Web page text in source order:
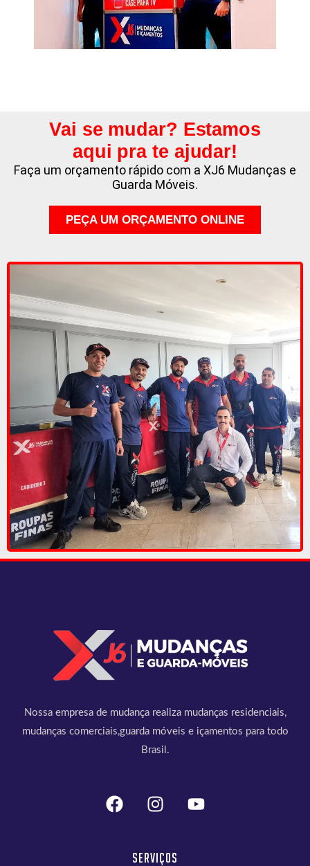
Vai se mudar? Estamos
aqui pra te ajudar!
Faça um orçamento rápido com a XJ6 Mudanças e
Guarda Móveis.
PEÇA UM ORÇAMENTO ONLINE
Nossa empresa de mudança realiza mudanças residenciais,
mudanças comerciais,guarda móveis e içamentos para todo
Brasil.
Serviços